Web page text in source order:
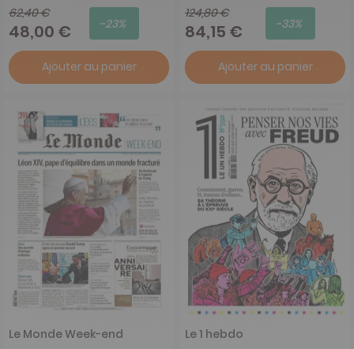
62,40 €
48,00 € -23%
Ajouter au panier
124,80 €
84,15 € -33%
Ajouter au panier
Le Monde Week-end Le 1 hebdo